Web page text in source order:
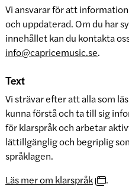
Vi ansvarar för att
och uppdaterad. Om du har
innehållet kan du kontakta
info@capricemusic.se.
Text
Vi strävar efter att alla som
kunna förstå och ta till sig
för klarspråk och arbetar
lättillgänglig och begriplig
språklagen.
Läs mer om klarspråk
.